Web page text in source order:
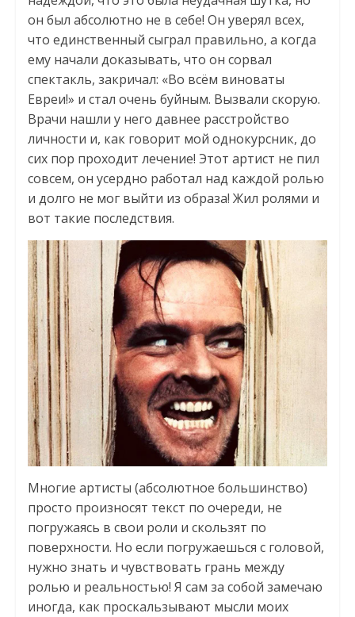
он был абсолютно не в себе! Он уверял всех,
что единственный сыграл правильно, а когда
ему начали доказывать, что он сорвал
спектакль, закричал: «Во всём виноваты
Евреи!» и стал очень буйным. Вызвали скорую.
Врачи нашли у него давнее расстройство
личности и, как говорит мой однокурсник, до
сих пор проходит лечение! Этот артист не пил
совсем, он усердно работал над каждой ролью
и долго не мог выйти из образа! Жил ролями и
вот такие последствия.
Многие артисты (абсолютное большинство)
просто произносят текст по очереди, не
погружаясь в свои роли и скользят по
поверхности. Но если погружаешься с головой,
нужно знать и чувствовать грань между
ролью и реальностью! Я сам за собой замечаю
иногда, как проскальзывают мысли моих